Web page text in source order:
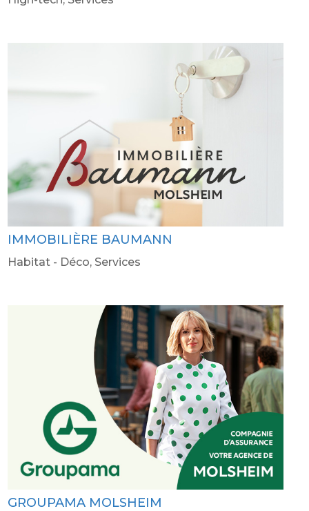
IMMOBILIÈRE BAUMANN
Habitat - Déco, Services
GROUPAMA MOLSHEIM